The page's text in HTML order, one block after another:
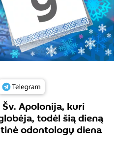
Apolonija, kuri
todėl šią dieną
odontologų diena